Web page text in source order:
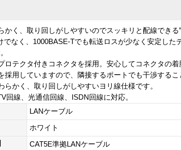
かく、取り回しがしやすいのでスッキリと配線できる
でなく、1000BASE-Tでも転送ロスが少なく安定した
ロテクタ付きコネクタを採用。安心してコネクタの着
採用していますので、隣接するポートでも干渉するこ
らかく、取り回しがしやすいヨリ線仕様です。
回線、光通信回線、ISDN回線に対応。
LANケーブル
ホワイト
CAT5E準拠LANケーブル